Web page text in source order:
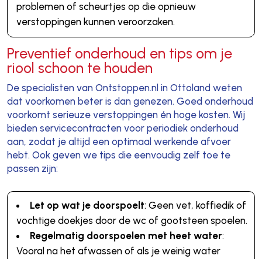
problemen of scheurtjes op die opnieuw
verstoppingen kunnen veroorzaken.
Preventief onderhoud en tips om je
riool schoon te houden
De specialisten van Ontstoppen.nl in Ottoland weten
dat voorkomen beter is dan genezen. Goed onderhoud
voorkomt serieuze verstoppingen én hoge kosten. Wij
bieden servicecontracten voor periodiek onderhoud
aan, zodat je altijd een optimaal werkende afvoer
hebt. Ook geven we tips die eenvoudig zelf toe te
passen zijn:
Let op wat je doorspoelt: Geen vet, koffiedik of
vochtige doekjes door de wc of gootsteen spoelen.
Regelmatig doorspoelen met heet water:
Vooral na het afwassen of als je weinig water